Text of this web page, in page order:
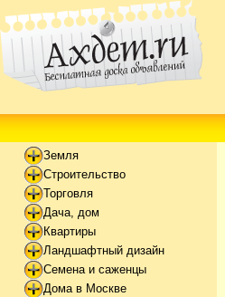
Земля
Строительство
Торговля
Дача, дом
Квартиры
Ландшафтный дизайн
Семена и саженцы
Дома в Москве